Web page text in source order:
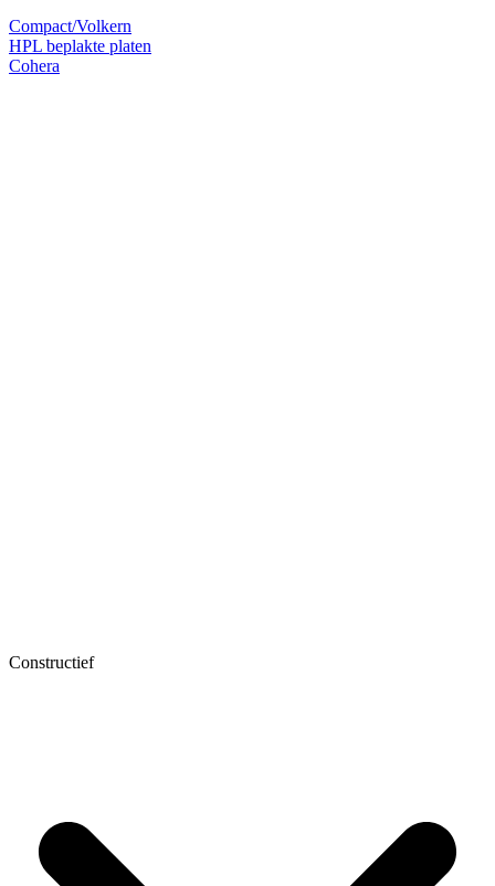
Compact/Volkern
HPL beplakte platen
Cohera
Constructief